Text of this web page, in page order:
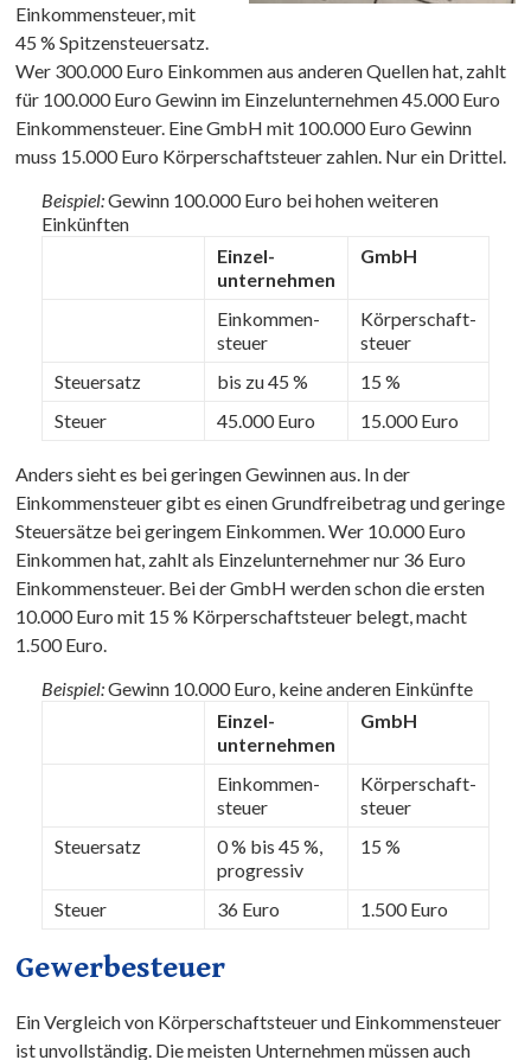
Einkommensteuer, mit
45 % Spitzensteuersatz.
Wer 300.000 Euro Einkommen aus anderen Quellen hat, zahlt
für 100.000 Euro Gewinn im Einzelunternehmen 45.000 Euro
Einkommensteuer. Eine GmbH mit 100.000 Euro Gewinn
muss 15.000 Euro Körperschaftsteuer zahlen. Nur ein Drittel.
Beispiel:Gewinn 100.000 Euro bei hohen weiteren
Einkünften
Einzel­
unternehmen
GmbH
Einkommen­­
steuer
Körperschaft­­
steuer
Steuersatz
bis zu 45 %
15 %
Steuer
45.000 Euro 15.000 Euro
Anders sieht es bei geringen Gewinnen aus. In der
Einkommensteuer gibt es einen Grundfreibetrag und geringe
Steuersätze bei geringem Einkommen. Wer 10.000 Euro
Einkommen hat, zahlt als Einzelunternehmer nur 36 Euro
Einkommensteuer. Bei der GmbH werden schon die ersten
10.000 Euro mit 15 % Körperschaftsteuer belegt, macht
1.500 Euro.
Beispiel:Gewinn 10.000 Euro, keine anderen Einkünfte
Einzel­
unternehmen
GmbH
Einkommen­
steuer
Körperschaft­
steuer
Steuersatz
0 % bis 45 %,
progressiv
15 %
Steuer 36 Euro 1.500 Euro
Gewerbesteuer
Ein Vergleich von Körperschaftsteuer und Einkommensteuer
ist unvollständig. Die meisten Unternehmen müssen auch